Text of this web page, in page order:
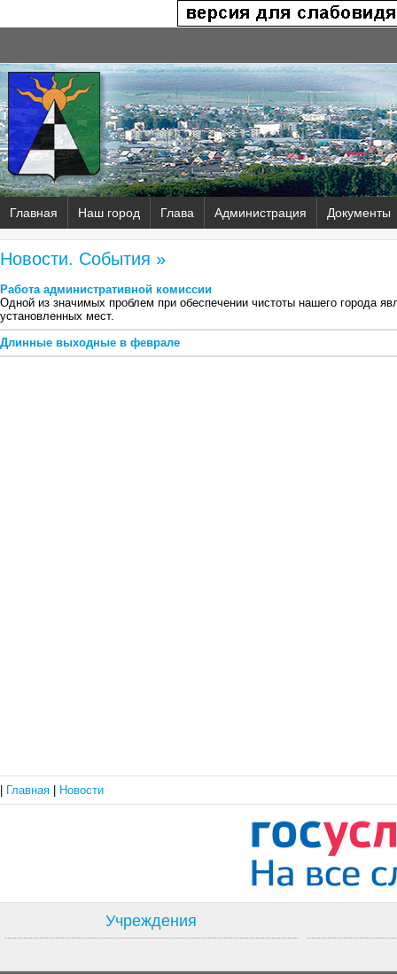
Главная Наш город Глава Администрация Документы
Новости. События »
Работа административной комиссии
Одной из значимых проблем при обеспечении чистоты нашего города
установленных мест.
Длинные выходные в феврале
Главная Новости
Учреждения